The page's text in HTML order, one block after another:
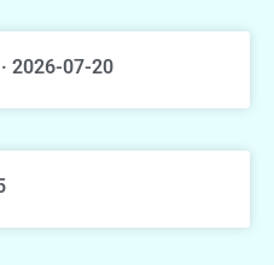
2026-07-20